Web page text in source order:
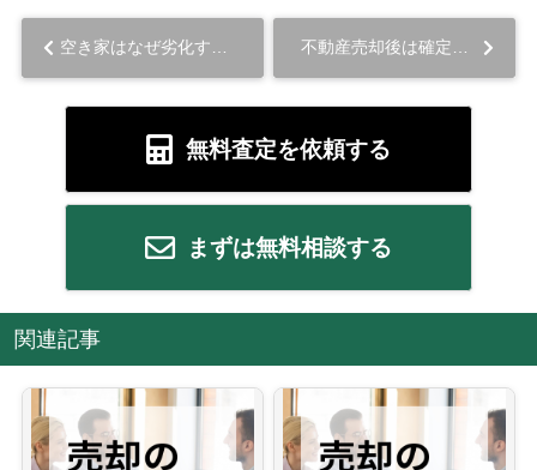
空き家はなぜ劣化する？原因や管理することの重要性を解説... 不動産売却後は確定申告が必要？必要書類や申告期間は？...
無料査定を依頼する
まずは無料相談する
関連記事